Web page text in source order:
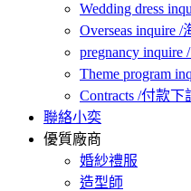
Wedding dress
Overseas inquire
pregnancy
Theme program
Contracts /付款下
聯絡小奕
優質廠商
婚紗禮服
造型師